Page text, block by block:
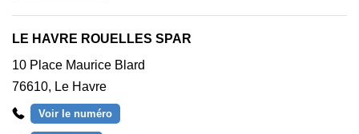
LE HAVRE ROUELLES SPAR
10 Place Maurice Blard
76610, Le Havre
Voir le numéro